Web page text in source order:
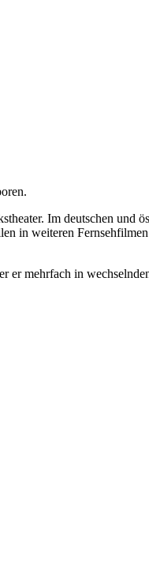
Im deutschen und
in weiteren
er mehrfach in